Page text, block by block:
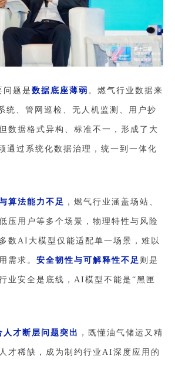
问题是 数据底座薄弱 。燃气行业数据来
统、管网巡检、无人机监测、用户抄
数据格式异构、标准不一，形成了大
通过系统化数据治理，统一到一体化
算法能力不足 ，燃气行业涵盖场站、
压用户等多个场景，物理特性与风险
数AI大模型仅能适配单一场景，难以
需求。 安全韧性与可解释性不足 则是
业安全是底线，AI模型不能是“黑匣
人才断层问题突出 ，既懂油气储运又精
才稀缺，成为制约行业AI深度应用的